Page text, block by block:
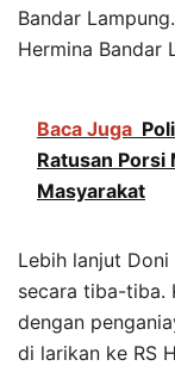
Bandar
Hermina Bandar
Baca Juga
Ratusan Porsi
Masyarakat
Lebih lanjut
secara tiba-tiba.
dengan
di larikan ke RS